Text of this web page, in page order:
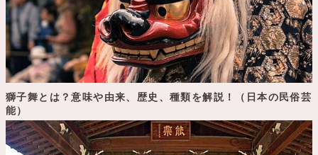
獅子舞とは？意味や由来、歴史、種類を解説！（日本の民俗芸
能）